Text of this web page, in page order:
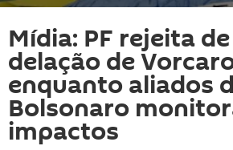
Mídia: PF rejeita
delação de
enquanto aliados
Bolsonaro
impactos